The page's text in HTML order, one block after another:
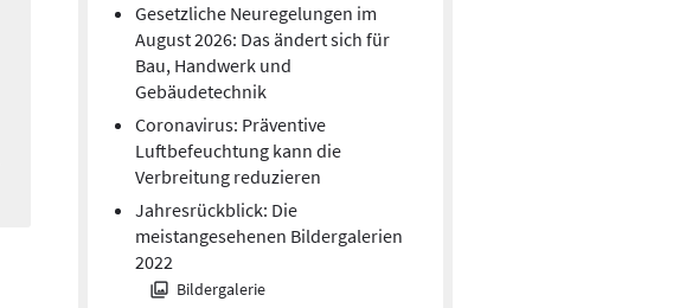
Gesetzliche Neuregelungen im
August 2026: Das ändert sich für
Bau, Handwerk und
Gebäudetechnik
Coronavirus: Präventive
Luftbefeuchtung kann die
Verbreitung reduzieren
Jahresrückblick: Die
meistangesehenen Bildergalerien
2022
Bildergalerie